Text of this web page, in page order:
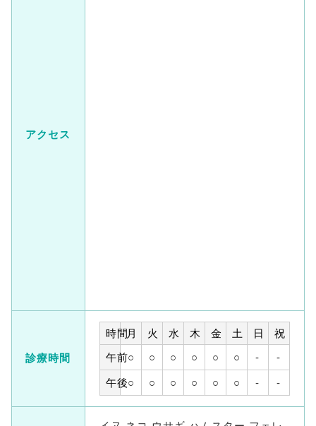
アクセス
診療時間
時間月 火 水 木 金 土 日
祝
午前○ ○ ○ ○ ○ ○ - -
午後○ ○ ○ ○ ○ ○ - -